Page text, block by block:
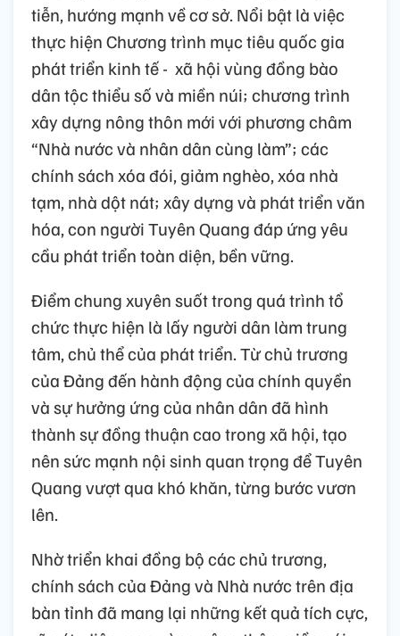
tiễn, hướng mạnh về cơ sở. Nổi bật là việc
thực hiện Chương trình mục tiêu quốc gia
phát triển kinh tế - xã hội vùng đồng bào
dân tộc thiểu số và miền núi; chương trình
xây dựng nông thôn mới với phương châm
“Nhà nước và nhân dân cùng làm”; các
chính sách xóa đói, giảm nghèo, xóa nhà
tạm, nhà dột nát; xây dựng và phát triển văn
hóa, con người Tuyên Quang đáp ứng yêu
cầu phát triển toàn diện, bền vững.
Điểm chung xuyên suốt trong quá trình tổ
chức thực hiện là lấy người dân làm trung
tâm, chủ thể của phát triển. Từ chủ trương
của Đảng đến hành động của chính quyền
và sự hưởng ứng của nhân dân đã hình
thành sự đồng thuận cao trong xã hội, tạo
nên sức mạnh nội sinh quan trọng để Tuyên
Quang vượt qua khó khăn, từng bước vươn
lên.
Nhờ triển khai đồng bộ các chủ trương,
chính sách của Đảng và Nhà nước trên địa
bàn tỉnh đã mang lại những kết quả tích cực,